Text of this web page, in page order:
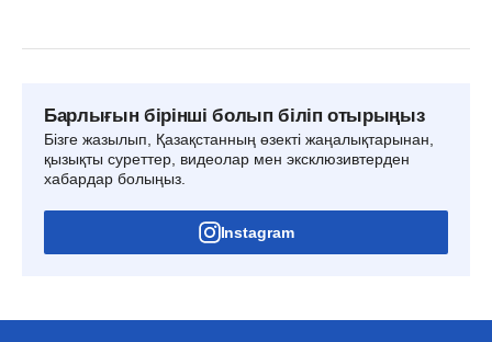
Барлығын бірінші болып біліп отырыңыз
Бізге жазылып, Қазақстанның өзекті жаңалықтарынан,
қызықты суреттер, видеолар мен эксклюзивтерден
хабардар болыңыз.
Instagram